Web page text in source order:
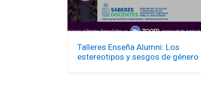
Talleres Enseña Alumni: Los
estereotipos y sesgos de género